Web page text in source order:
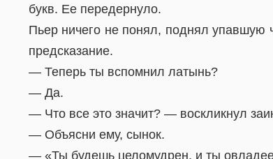
букв. Ее передернуло.
Пьер ничего не понял, поднял упавшую
предсказание.
— Теперь ты вспомнил латынь?
— Да.
— Что все это значит? — воскликнул
— Объясни ему, сынок.
— «Ты будешь целомудрен, и ты